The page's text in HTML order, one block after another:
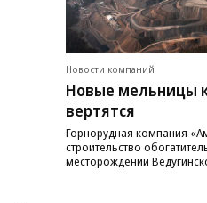
Новости компаний
Новые мельницы
вертятся
Горнорудная компания
строительство
месторождении